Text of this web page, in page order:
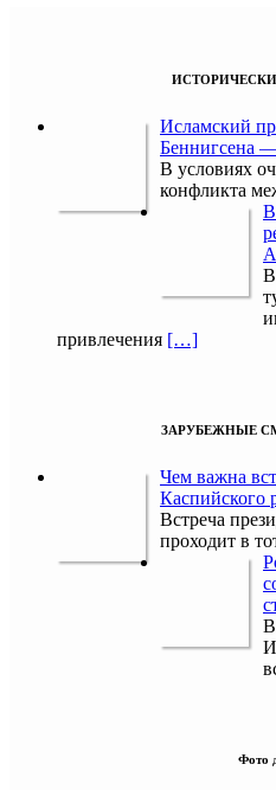
Исламский
Беннигсена
В условиях
конфликта
В
В
привлечения […]
ЗАРУБЕЖНЫЕ
Чем важна
Каспийского
Встреча
проходит в
Фото